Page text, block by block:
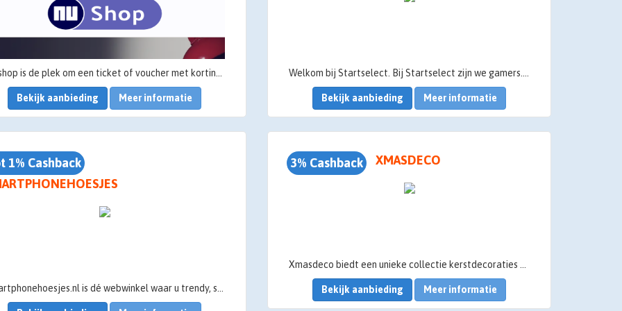
Bekijk aanbieding Meer informatie Bekijk aanbieding Meer informatie
1% Cashback
3% Cashback XMASDECO
Bekijk aanbieding Meer informatie